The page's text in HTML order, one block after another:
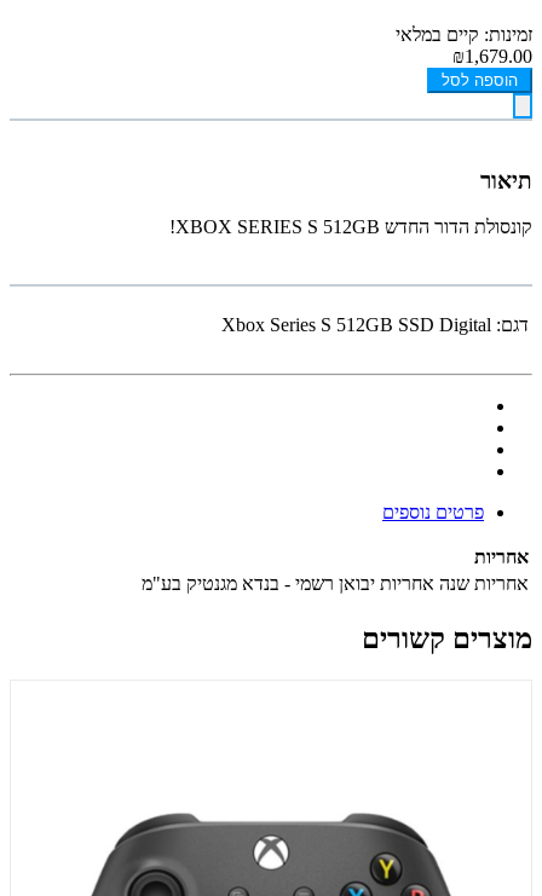
זמינות: קיים במלאי
₪1,679.00
הוספה לסל
תיאור
קונסולת הדור החדש XBOX SERIES S 512GB!
דגם: Xbox Series S 512GB SSD Digital
פרטים נוספים
אחריות
אחריות שנה אחריות יבואן רשמי - בנדא מגנטיק בע"מ
מוצרים קשורים